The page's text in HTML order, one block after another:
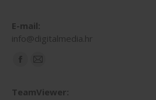
E-mail:
info@digitalmedia.hr
Find us on:
Facebook
opens
Mail
opens
TeamViewer: